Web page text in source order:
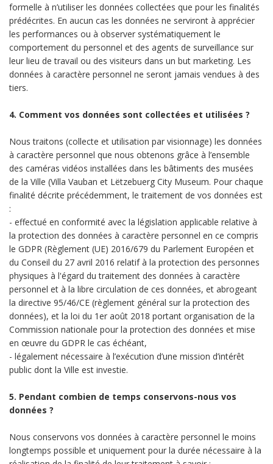
formelle à n’utiliser les données collectées que pour les finalités
prédécrites. En aucun cas les données ne serviront à apprécier
les performances ou à observer systématiquement le
comportement du personnel et des agents de surveillance sur
leur lieu de travail ou des visiteurs dans un but marketing. Les
données à caractère personnel ne seront jamais vendues à des
tiers.
4. Comment vos données sont collectées et utilisées ?
Nous traitons (collecte et utilisation par visionnage) les données
à caractère personnel que nous obtenons grâce à l’ensemble
des caméras vidéos installées dans les bâtiments des musées
de la Ville (Villa Vauban et Lëtzebuerg City Museum. Pour chaque
finalité décrite précédemment, le traitement de vos données est
:
- effectué en conformité avec la législation applicable relative à
la protection des données à caractère personnel en ce compris
le GDPR (Règlement (UE) 2016/679 du Parlement Européen et
du Conseil du 27 avril 2016 relatif à la protection des personnes
physiques à l'égard du traitement des données à caractère
personnel et à la libre circulation de ces données, et abrogeant
la directive 95/46/CE (règlement général sur la protection des
données), et la loi du 1er août 2018 portant organisation de la
Commission nationale pour la protection des données et mise
en œuvre du GDPR le cas échéant,
- légalement nécessaire à l’exécution d’une mission d’intérêt
public dont la Ville est investie.
5. Pendant combien de temps conservons-nous vos
données ?
Nous conservons vos données à caractère personnel le moins
longtemps possible et uniquement pour la durée nécessaire à la